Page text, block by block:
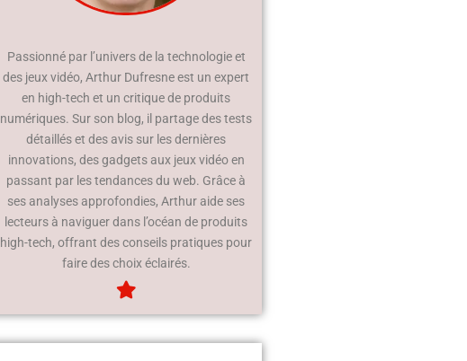
Passionné par l’univers de la technologie et
des jeux vidéo, Arthur Dufresne est un expert
en high-tech et un critique de produits
numériques. Sur son blog, il partage des tests
détaillés et des avis sur les dernières
innovations, des gadgets aux jeux vidéo en
passant par les tendances du web. Grâce à
ses analyses approfondies, Arthur aide ses
lecteurs à naviguer dans l’océan de produits
high-tech, offrant des conseils pratiques pour
faire des choix éclairés.